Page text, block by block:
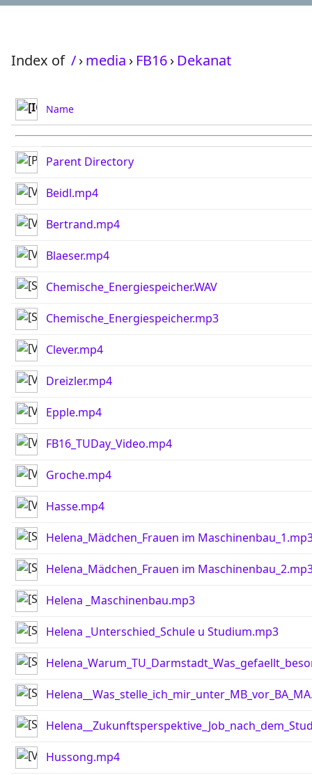
Index of /›media › FB16› Dekanat
Name
Parent Directory
Beidl.mp4
Bertrand.mp4
Blaeser.mp4
Chemische_Energiespeicher.WAV
Chemische_Energiespeicher.mp3
Clever.mp4
Dreizler.mp4
Epple.mp4
FB16_TUDay_Video.mp4
Groche.mp4
Hasse.mp4
Helena_Mädchen_Frauen im
Helena_Mädchen_Frauen im
Helena _Maschinenbau.mp3
Helena _Unterschied_Schule u Studium.mp3
Hussong.mp4